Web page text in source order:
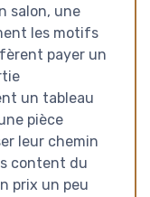
salon, une
les motifs
payer un
un tableau
pièce
leur chemin
content du
prix un peu